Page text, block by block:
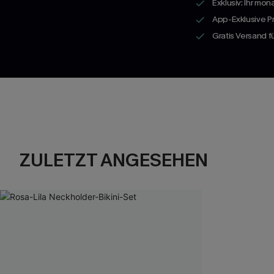
Exklusiv: Ihr
App-Exklusive
Gratis Versand
ZULETZT ANGESEHEN